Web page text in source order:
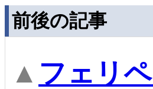
前後の記事
▲ フェリ